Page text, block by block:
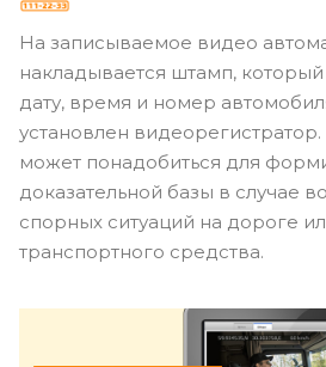
На записываемое видео
накладывается штамп,
дату, время и номер
установлен
может понадобиться для
доказательной базы в случае
спорных ситуаций на дороге
транспортного средства.